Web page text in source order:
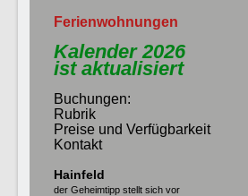
Ferienwohnungen
Kalender 2026
ist aktualisiert
Buchungen:
Rubrik
Preise und Verfügbarkeit
Kontakt
Hainfeld
der Geheimtipp stellt sich vor